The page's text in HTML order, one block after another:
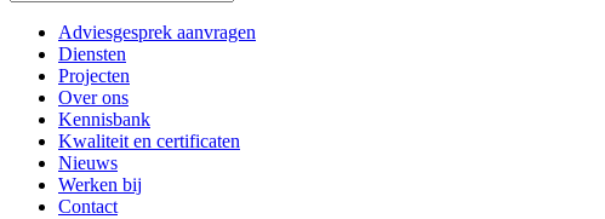
Adviesgesprek aanvragen
Diensten
Projecten
Over ons
Kennisbank
Kwaliteit en certificaten
Nieuws
Werken bij
Contact